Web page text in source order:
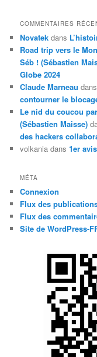
COMMENTAIRES
Novatek dans
Road trip vers le
Séb ! (Sébastien
Globe 2024
Claude Marneau
contourner le
Le nid du coucou
(Sébastien Maisse)
des hackers
volkania dans1er
MÉTA
Connexion
Flux des
Flux des
Site de WordPress-